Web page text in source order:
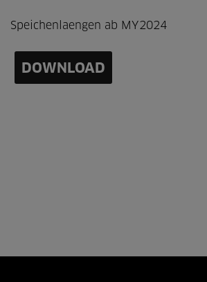
Speichenlaengen ab MY2024
DOWNLOAD